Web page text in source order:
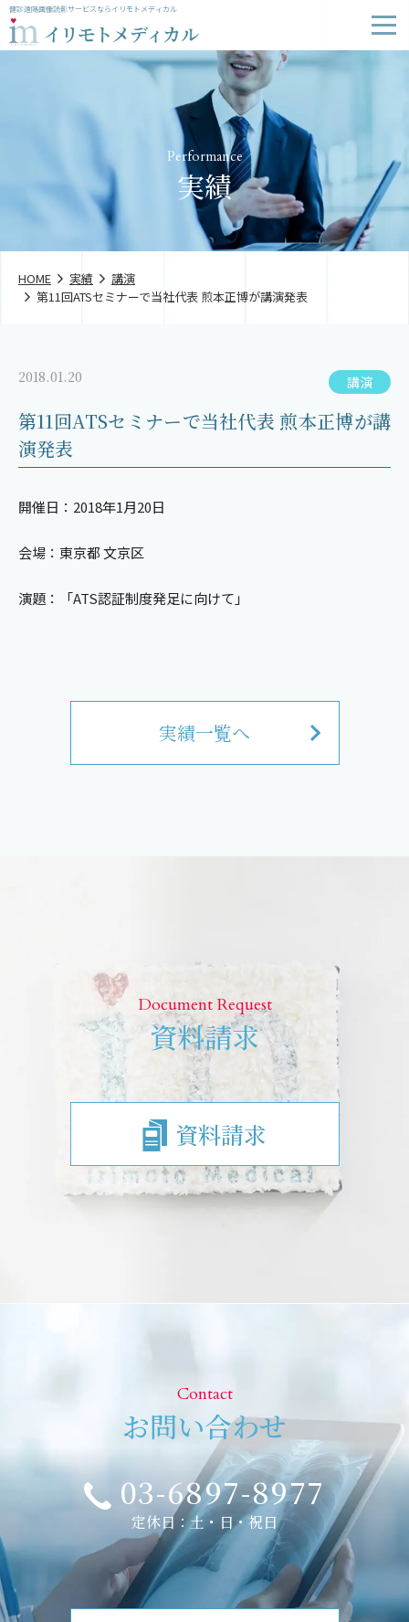
健診遠隔画像読影サービスならイリモトメディカル
Performance
実績
HOME 実績
講演
第11回ATSセミナーで当社代表 煎本正博が講演発表
2018.01.20 講演
第11回ATSセミナーで当社代表 煎本正博が講
演発表
開催日：2018年1月20日
会場：東京都 文京区
演題：「ATS認証制度発足に向けて」
実績一覧へ
資料請求
Document Request
資料請求
Contact
お問い合わせ
03-6897-8977
定休日：土・日・祝日